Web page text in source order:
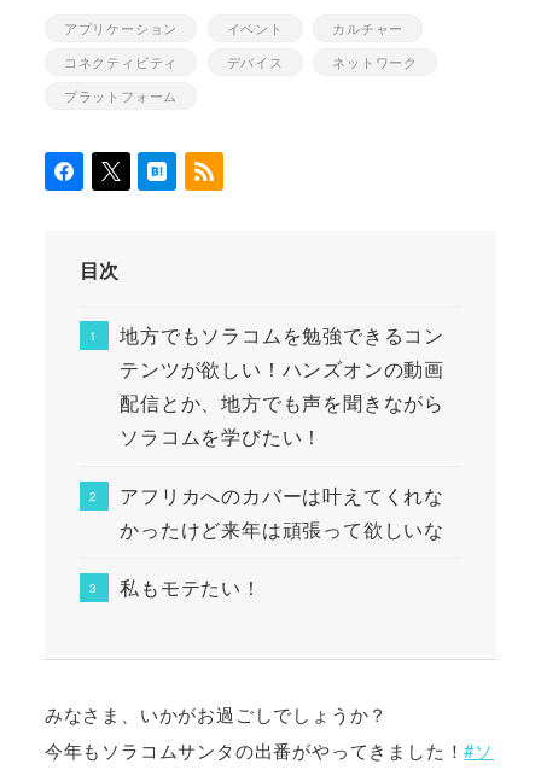
カテゴリー
アプリケーション カテゴリー
イベント カテゴリー
カルチャー
カテゴリー
コネクティビティ カテゴリー
デバイス カテゴリー
ネットワーク
カテゴリー
プラットフォーム
目次
地方でもソラコムを勉強できるコン
テンツが欲しい！ハンズオンの動画
配信とか、地方でも声を聞きながら
ソラコムを学びたい！
アフリカへのカバーは叶えてくれな
かったけど来年は頑張って欲しいな
私もモテたい！
みなさま、いかがお過ごしでしょうか？
今年もソラコムサンタの出番がやってきました！#ソ